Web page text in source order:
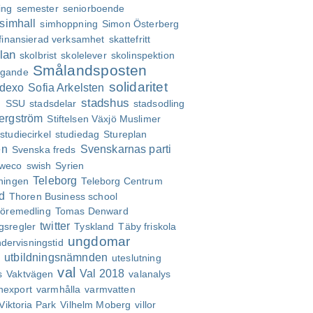
semester seniorboende
simhall simhoppning Simon Österberg
verksamhet skattefritt
skolbrist skolelever skolinspektion
Smålandsposten
Sofia Arkelsten solidaritet
SSU stadsdelar stadshus stadsodling
Stiftelsen Växjö Muslimer
studiecirkel studiedag Stureplan
Svenska freds Svenskarnas parti
swish Syrien
Teleborg Teleborg Centrum
Thoren Business school
Tomas Denward
twitter Tyskland Täby friskola
ungdomar
utbildningsnämnden uteslutning
Vaktvägen val Val 2018 valanalys
varmhålla varmvatten
Park Vilhelm Moberg villor